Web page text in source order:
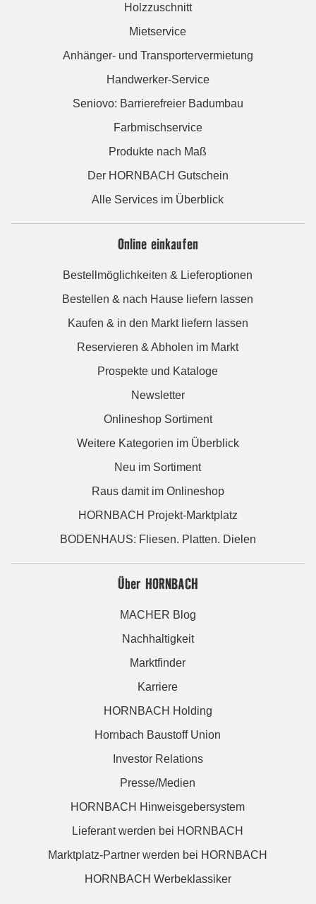
Holzzuschnitt
Mietservice
Anhänger- und Transportervermietung
Handwerker-Service
Seniovo: Barrierefreier Badumbau
Farbmischservice
Produkte nach Maß
Der HORNBACH Gutschein
Alle Services im Überblick
Online einkaufen
Bestellmöglichkeiten & Lieferoptionen
Bestellen & nach Hause liefern lassen
Kaufen & in den Markt liefern lassen
Reservieren & Abholen im Markt
Prospekte und Kataloge
Newsletter
Onlineshop Sortiment
Weitere Kategorien im Überblick
Neu im Sortiment
Raus damit im Onlineshop
HORNBACH Projekt-Marktplatz
BODENHAUS: Fliesen. Platten. Dielen
Über HORNBACH
MACHER Blog
Nachhaltigkeit
Marktfinder
Karriere
HORNBACH Holding
Hornbach Baustoff Union
Investor Relations
Presse/Medien
HORNBACH Hinweisgebersystem
Lieferant werden bei HORNBACH
Marktplatz-Partner werden bei HORNBACH
HORNBACH Werbeklassiker